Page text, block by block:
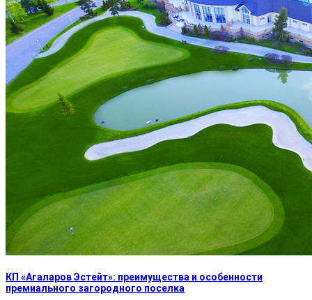
КП «Агаларов Эстейт»: преимущества и особенности
премиального загородного поселка